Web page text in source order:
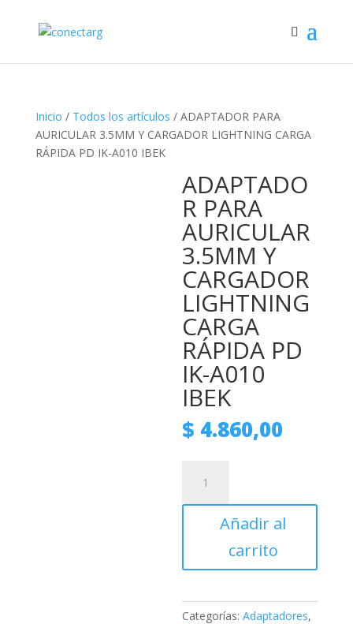
Inicio / Todos los artículos / ADAPTADOR PARA
AURICULAR 3.5MM Y CARGADOR LIGHTNING CARGA
RÁPIDA PD IK-A010 IBEK
ADAPTADO
R PARA
AURICULAR
3.5MM Y
CARGADOR
LIGHTNING
CARGA
RÁPIDA PD
IK-A010
IBEK
$ 4.860,00
PARA
AURICULAR
CARGADOR
RÁPIDA
Añadir al
carrito
Categorías:Adaptadores,